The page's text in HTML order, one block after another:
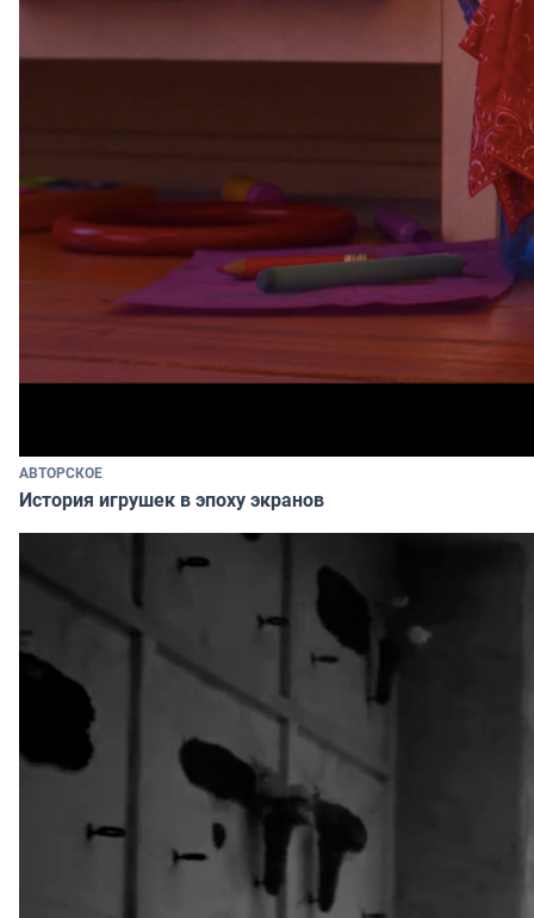
АВТОРСКОЕ
История игрушек в эпоху экранов